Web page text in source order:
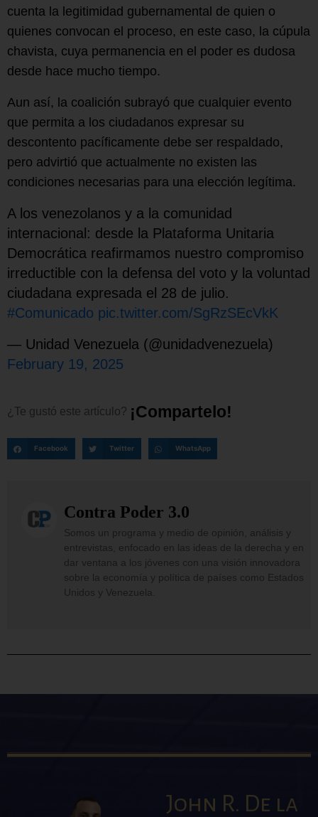
cuenta la legitimidad gubernamental de quien o
quienes convocan el proceso, en este caso, la cúpula
chavista, cuya permanencia en el poder es dudosa
desde hace mucho tiempo.
Aun así, la coalición subrayó que cualquier evento
que permita a los ciudadanos expresar su
descontento pacíficamente debe ser respaldado,
pero advirtió que actualmente no existen las
condiciones necesarias para una elección legítima.
A los venezolanos y a la comunidad
internacional: desde la Plataforma Unitaria
Democrática reafirmamos nuestro compromiso
irreductible con la defensa del voto y la voluntad
ciudadana expresada el 28 de julio.
#Comunicado pic.twitter.com/SgRzSEcVkK
— Unidad Venezuela (@unidadvenezuela)
February 19, 2025
¿Te gustó este artículo? ¡Comparte o!
Facebook Twitter WhatsApp
Contra Poder 3.0
Somos un programa y medio de opinión, análisis y
entrevistas, enfocado en las ideas de la derecha y en
dar ventana a los jóvenes con una visión innovadora
sobre la economía y política de países como Estados
Unidos y Venezuela.
John R. De la